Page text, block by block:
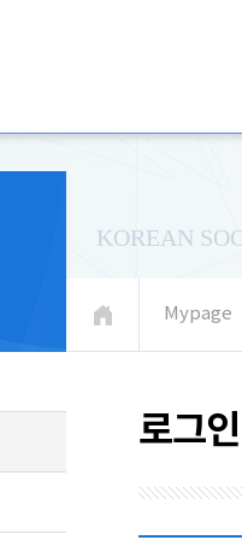
KOREAN
Mypage
로그인